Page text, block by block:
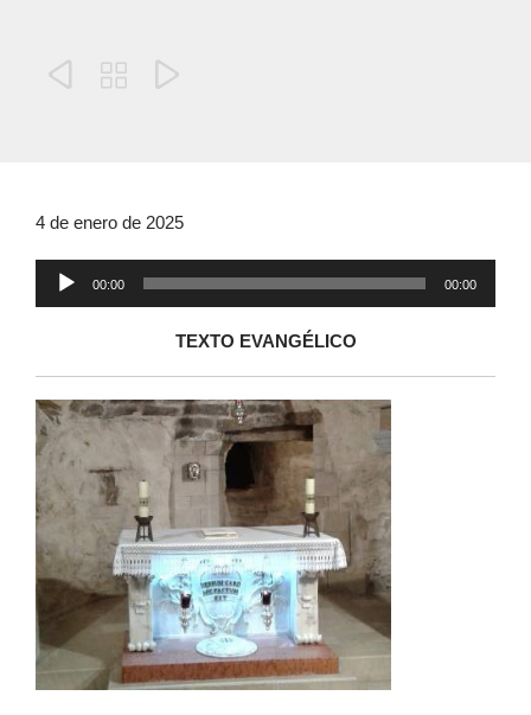
  
4 de enero de 2025
00:00 00:00
TEXTO EVANGÉLICO